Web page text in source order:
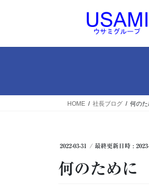
HOME 社長ブログ 何のた
2022-03-31 / 最終更新日時 :
何のために